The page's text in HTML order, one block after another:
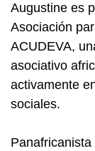
Augustine es
Asociación
ACUDEVA,
asociativo
activamente
sociales.